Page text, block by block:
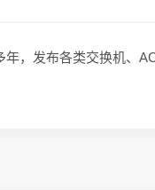
，发布各类交换机、